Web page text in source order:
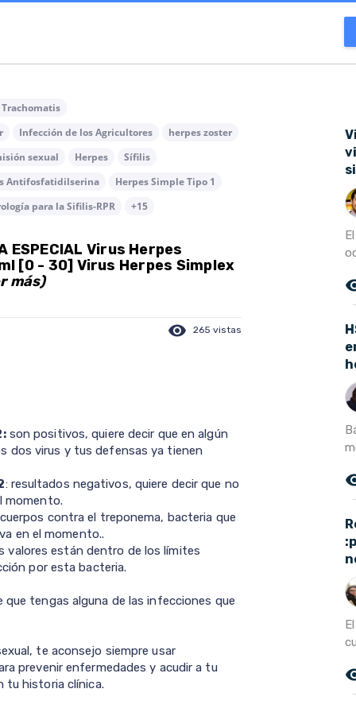
Infección de los Agricultores
herpes zoster
sexual Herpes
Sífilis
Antifosfatidilserina
Herpes Simple Tipo 1
para la Sifilis-RPR
+15
ESPECIAL Virus Herpes
[0 - 30] Virus Herpes Simplex
más)
visibility 265 vistas
son positivos, quiere decir que en algún
dos virus y tus defensas ya tienen
: resultados negativos, quiere decir que no
momento.
contra el treponema, bacteria que
en el momento..
valores están dentro de los límites
por esta bacteria.
tengas alguna de las infecciones que
te aconsejo siempre usar
prevenir enfermedades y acudir a tu
tu historia clínica.